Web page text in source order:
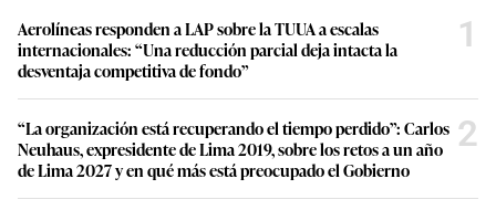
Aerolíneas responden a LAP sobre la TUUA a escalas
internacionales: “Una reducción parcial deja intacta la
desventaja competitiva de fondo”
1
“La organización está recuperando el tiempo perdido”: Carlos
Neuhaus, expresidente de Lima 2019, sobre los retos a un año
de Lima 2027 y en qué más está preocupado el Gobierno
2